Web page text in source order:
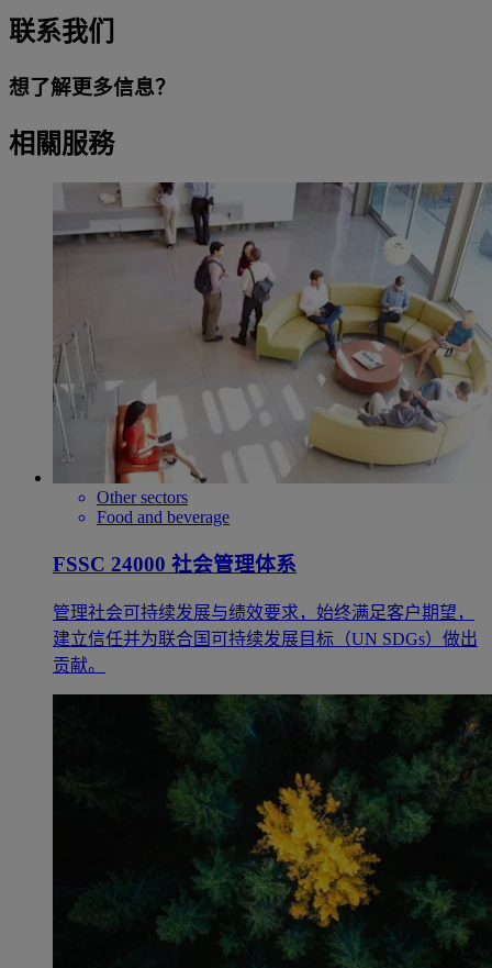
联系我们
想了解更多信息？
相關服務
Other sectors
Food and beverage
FSSC 24000 社会管理体系
管理社会可持续发展与绩效要求，始终满足客户期望，
建立信任并为联合国可持续发展目标（UN SDGs）做出
贡献。